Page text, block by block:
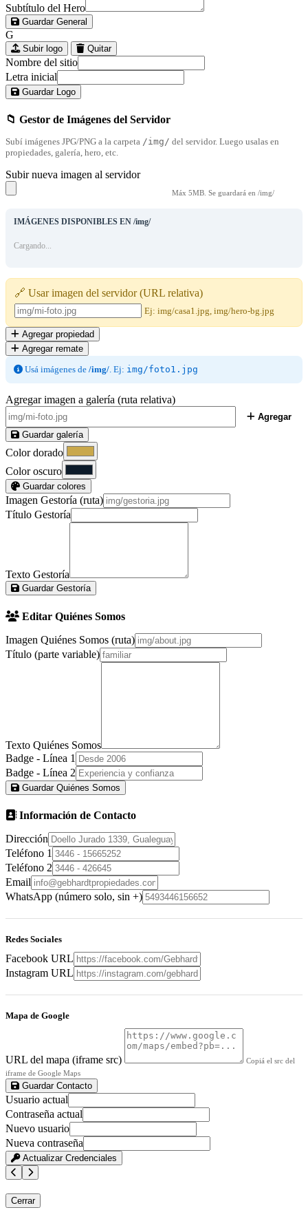
Subtítulo del Hero
Guardar General
G
Subir logo Quitar
Nombre del sitio
Letra inicial
Guardar Logo
📁 Gestor de Imágenes del Servidor
Subí imágenes JPG/PNG a la carpeta /img/ del servidor. Luego usalas en
propiedades, galería, hero, etc.
Subir nueva imagen al servidor
Máx 5MB. Se guardará en /img/
IMÁGENES DISPONIBLES EN /img/
Cargando...
🔗 Usar imagen del servidor (URL relativa)
Ej: img/casa1.jpg, img/hero-bg.jpg
Agregar propiedad
Agregar remate
Usá imágenes de /img/. Ej: img/foto1.jpg
Agregar imagen a galería (ruta relativa)
Agregar
Guardar galería
Color dorado
Color oscuro
Guardar colores
Imagen Gestoría (ruta)
Título Gestoría
Texto Gestoría
Guardar Gestoría
Editar Quiénes Somos
Imagen Quiénes Somos (ruta)
Título (parte variable)
Texto Quiénes Somos
Badge - Línea 1
Badge - Línea 2
Guardar Quiénes Somos
Información de Contacto
Dirección
Teléfono 1
Teléfono 2
Email
WhatsApp (número solo, sin +)
Redes Sociales
Facebook URL
Instagram URL
Mapa de Google
URL del mapa (iframe src)
Copiá el src del
iframe de Google Maps
Guardar Contacto
Usuario actual
Contraseña actual
Nuevo usuario
Nueva contraseña
Actualizar Credenciales
Cerrar